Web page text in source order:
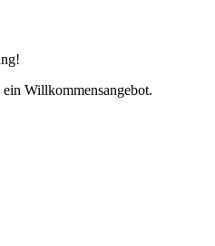
Willkommensangebot.